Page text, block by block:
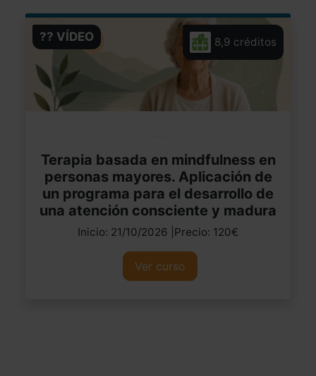
8,9 créditos
?? VÍDEO
Terapia basada en mindfulness en
personas mayores. Aplicación de
un programa para el desarrollo de
una atención consciente y madura
Inicio: 21/10/2026 |Precio: 120€
Ver curso